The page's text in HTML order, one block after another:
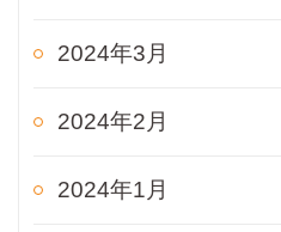
2024年3月
2024年2月
2024年1月